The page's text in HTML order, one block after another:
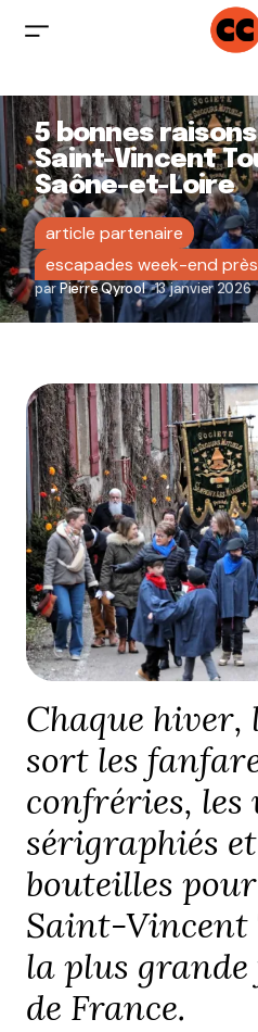
5 bonnes
Saint-Vincent
Saône-et-Loire
article partenaire
escapades week-end
parPierre Qyrool 13 janvier 2026
Chaque hiver,
sort les
confréries, les
sérigraphiés
bouteilles
Saint-Vincent
la plus
de France.